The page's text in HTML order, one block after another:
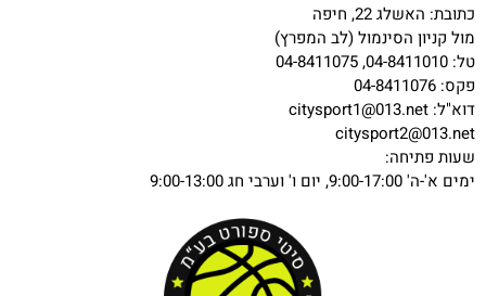
כתובת: האשלג 22, חיפה
מול קניון הסינמול (לב המפרץ)
טל: 04-8411010, 04-8411075
פקס: 04-8411076
דוא"ל: citysport1@013.net
citysport2@013.net
שעות פתיחה:
ימים א'-ה' 9:00-17:00, יום ו' וערבי חג 9:00-13:00